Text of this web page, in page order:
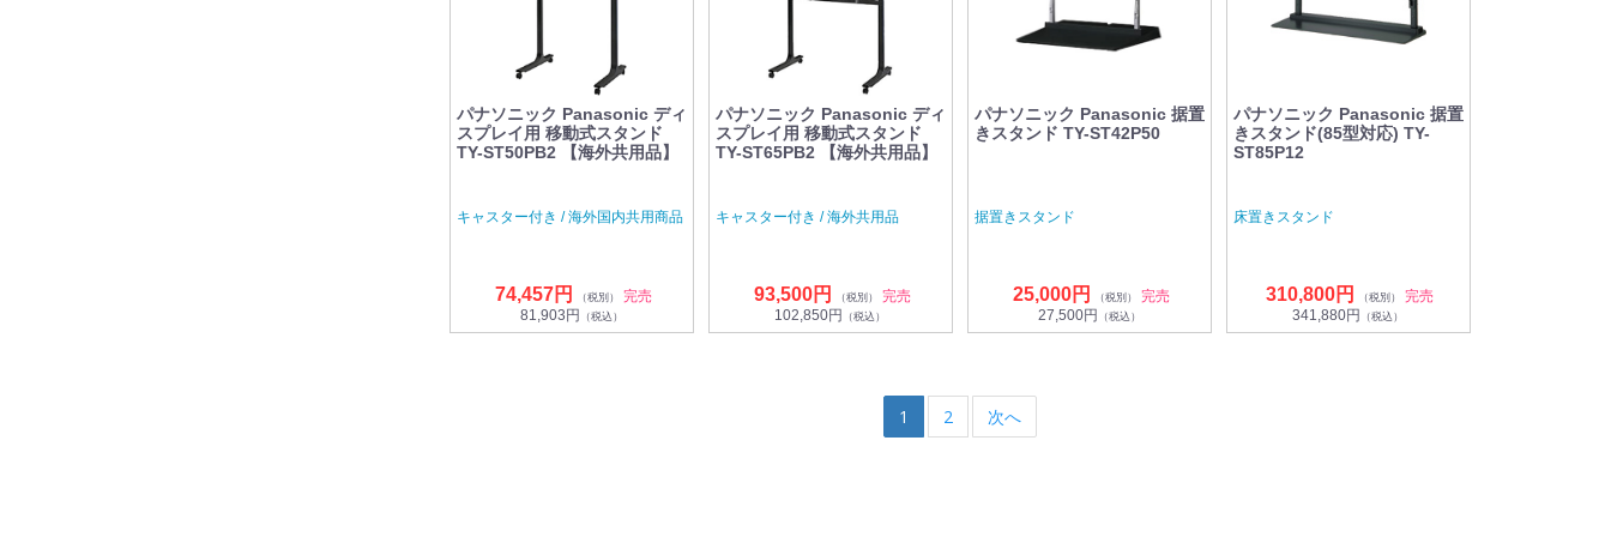
パナソニック Panasonic ディ
スプレイ用 移動式スタンド
TY-ST50PB2 【海外共用品】
キャスター付き / 海外国内共用商品
74,457円 （税別）
完売
81,903円
（税込）
パナソニック Panasonic ディ
スプレイ用 移動式スタンド
TY-ST65PB2 【海外共用品】
キャスター付き / 海外共用品
93,500円 （税別）
完売
102,850円
（税込）
パナソニック Panasonic 据置
きスタンド TY-ST42P50
据置きスタンド
25,000円 （税別）
完売
27,500円
（税込）
パナソニック Panasonic 据置
きスタンド(85型対応) TY-
ST85P12
床置きスタンド
310,800円 （税別）
完売
341,880円
（税込）
1 2 次へ